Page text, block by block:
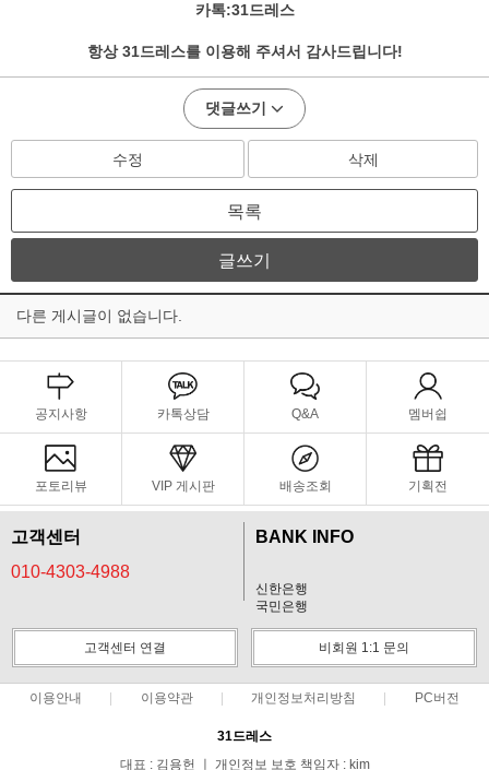
카톡:31드레스
항상 31드레스를 이용해 주셔서 감사드립니다!
댓글쓰기
수정 삭제
목록
글쓰기
다른 게시글이 없습니다.
공지사항 카톡상담 Q&A 멤버쉽
포토리뷰 VIP 게시판 배송조회 기획전
고객센터
010-4303-4988
BANK INFO
신한은행
국민은행
고객센터 연결 비회원 1:1 문의
이용안내 이용약관 개인정보처리방침 PC버전
31드레스
대표 : 김용헌 ㅣ 개인정보 보호 책임자 : kim